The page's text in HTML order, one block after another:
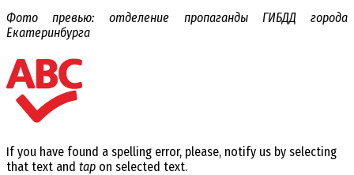
Фото превью: отделение пропаганды ГИБДД города
Екатеринбурга
If you have found a spelling error, please, notify us by selecting
that text and tap on selected text.